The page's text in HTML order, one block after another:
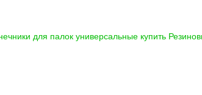
для палок универсальные купить